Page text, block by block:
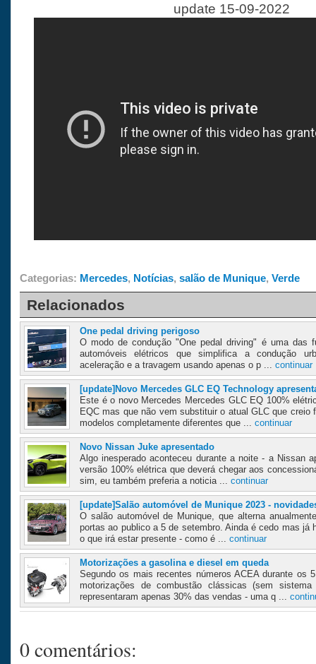
update 15-09-2022
Categorias: Mercedes, Notícias, salão de Munique, Verde
Relacionados
One pedal driving perigoso
O modo de condução "One pedal driving" é uma das
automóveis elétricos que simplifica a condução
aceleração e a travagem usando apenas o p ... continuar
[update]Novo Mercedes GLC EQ Technology
Este é o novo Mercedes Mercedes GLC EQ 100%
EQC mas que não vem substituir o atual GLC que creio
modelos completamente diferentes que ... continuar
Novo Nissan Juke apresentado
Algo inesperado aconteceu durante a noite - a Nissan
versão 100% elétrica que deverá chegar aos
sim, eu também preferia a noticia ... continuar
[update]Salão automóvel de Munique 2023 -
O salão automóvel de Munique, que alterna
portas ao publico a 5 de setembro. Ainda é cedo mas já
o que irá estar presente - como é ... continuar
Motorizações a gasolina e diesel em queda
Segundo os mais recentes números ACEA durante os
motorizações de combustão clássicas (sem
representaram apenas 30% das vendas - uma q ...
0 comentários: